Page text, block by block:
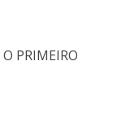
PRIMEIRO